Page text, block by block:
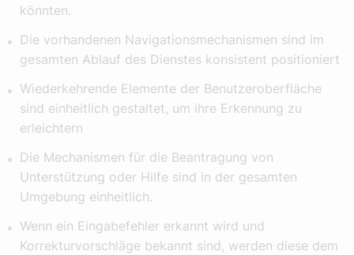
könnten.
Die vorhandenen Navigationsmechanismen sind im
gesamten Ablauf des Dienstes konsistent positioniert
Wiederkehrende Elemente der Benutzeroberfläche
sind einheitlich gestaltet, um ihre Erkennung zu
erleichtern
Die Mechanismen für die Beantragung von
Unterstützung oder Hilfe sind in der gesamten
Umgebung einheitlich.
Wenn ein Eingabefehler erkannt wird und
Korrekturvorschläge bekannt sind, werden diese dem